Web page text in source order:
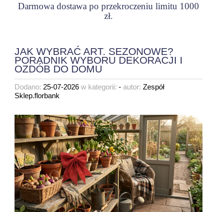
Darmowa dostawa po przekroczeniu limitu 1000
zł.
JAK WYBRAĆ ART. SEZONOWE?
PORADNIK WYBORU DEKORACJI I
OZDÓB DO DOMU
Dodano: 25-07-2026 w kategorii: - autor: Zespół
Sklep.florbank